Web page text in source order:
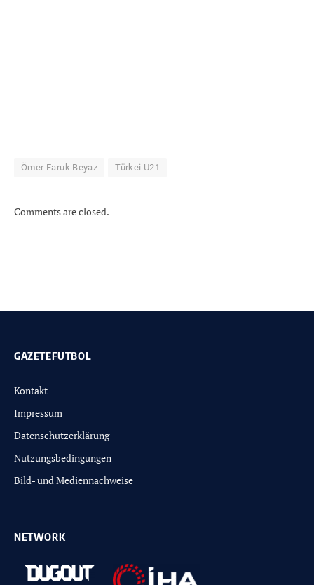
Ömer Faruk Beyaz Türkei U21
Comments are closed.
GAZETEFUTBOL
Kontakt
Impressum
Datenschutzerklärung
Nutzungsbedingungen
Bild- und Mediennachweise
NETWORK